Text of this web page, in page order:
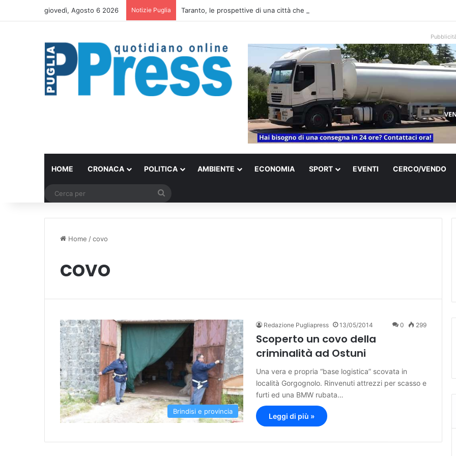
giovedì, Agosto 6 2026 Notizie Puglia Taranto, le prospettive di una città che prepara il proprio futuro
HOME CRONACA POLITICA AMBIENTE ECONOMIA SPORT EVENTI CERCO/VENDO
Home /covo
covo
Brindisi e provincia
Redazione Pugliapress 13/05/2014 0 299
Scoperto un covo della
criminalità ad Ostuni
Una vera e propria “base logistica” scovata in
località Gorgognolo. Rinvenuti attrezzi per scasso e
furti ed una BMW rubata…
Leggi di più »